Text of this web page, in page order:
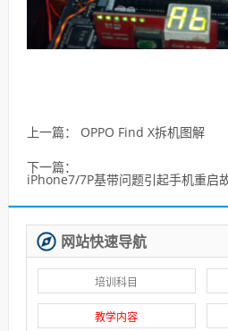
上一篇： OPPO Find X拆机图解
下一篇：
iPhone7/7P基带问题引起手机重启
网站快速导航
培训科目
教学内容